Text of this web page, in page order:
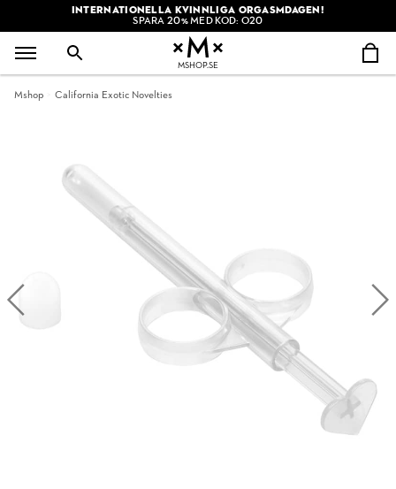
INTERNATIONELLA KVINNLIGA ORGASMDAGEN!
SPARA 20% MED KOD: O20
MSHOP.SE
Mshop California Exotic Novelties